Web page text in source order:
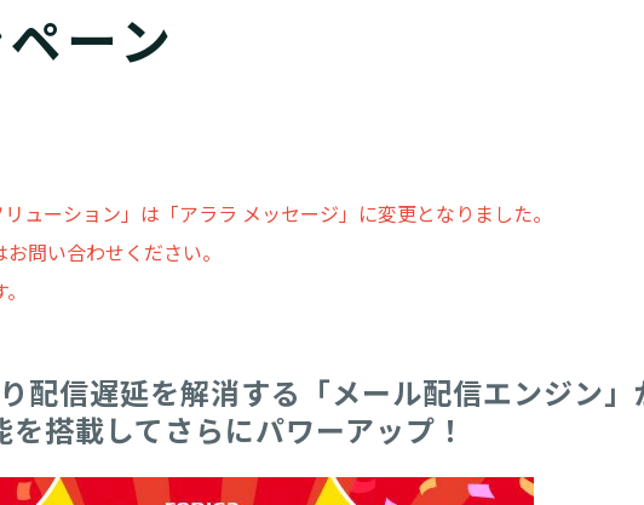
ーン
ューション」は「アララ メッセージ」に変更となりました。
問い合わせください。
配信遅延を解消する「メール配信エンジン」
を搭載してさらにパワーアップ！